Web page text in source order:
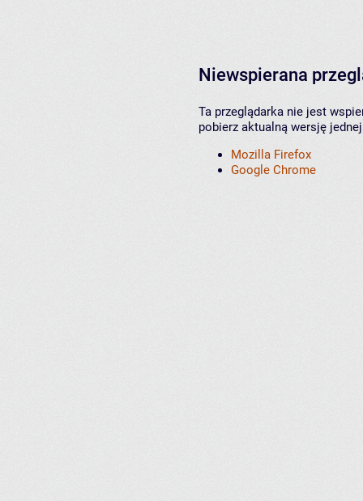
Niewspierana
Ta przeglądarka nie jest
pobierz aktualną wersję
Mozilla Firefox
Google Chrome